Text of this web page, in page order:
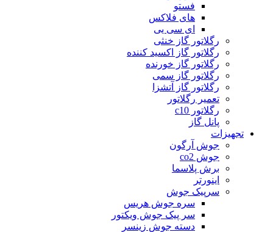
فستو
های فلاکس
ای سی یی
رگلاتور گاز خنثی
رگلاتور گاز اکسید کننده
رگلاتور گاز خورنده
رگلاتور گاز سمی
رگلاتور گاز آتشزا
تعمیر رگلاتور
رگلاتور c10
پانل گاز
تجهیزات
جوش آرگون
جوش co2
برش پلاسما
اینورتر
سرپیک جوش
سره جوش هریس
سر پیک جوش ویکتور
دسته جوش زینسر